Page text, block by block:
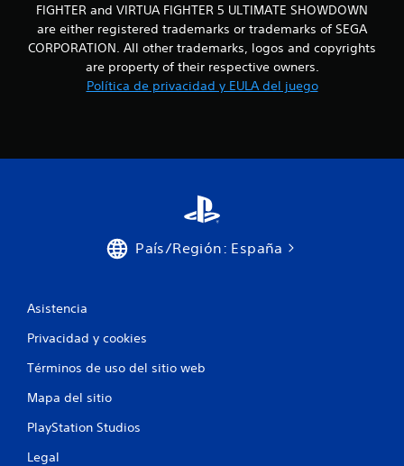
FIGHTER and VIRTUA FIGHTER 5 ULTIMATE SHOWDOWN
are either registered trademarks or trademarks of SEGA
CORPORATION. All other trademarks, logos and copyrights
are property of their respective owners.
Política de privacidad y EULA del juego
País/Región: España
Asistencia
Privacidad y cookies
Términos de uso del sitio web
Mapa del sitio
PlayStation Studios
Legal